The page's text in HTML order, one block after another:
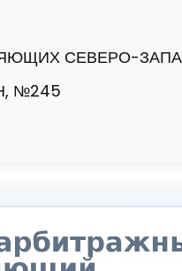
СЕВЕРО-
Н, №245